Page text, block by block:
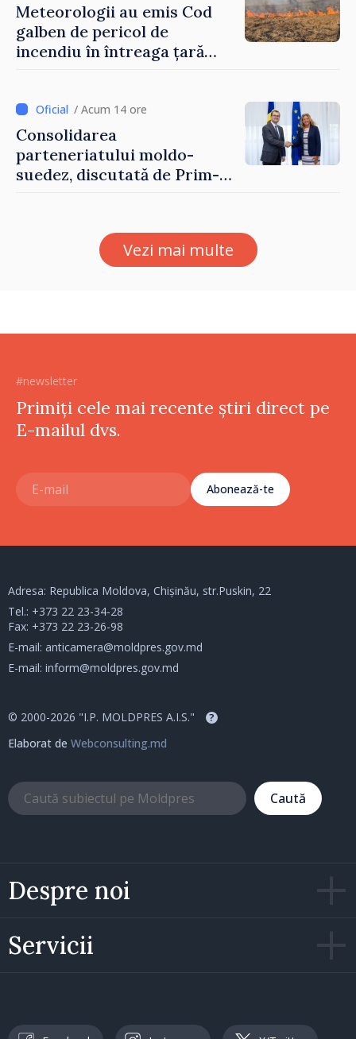
Meteorologii au emis Cod
galben de pericol de
incendiu în întreaga țară
/ Acum 14 ore
Consolidarea
parteneriatului moldo-
suedez, discutată de Prim-
Petra Lärke
Vezi mai multe
#newsletter
Primiți cele mai recente știri direct pe
E-mailul dvs.
Abonează-te
Despre noi
Servicii
Adresa: Republica Moldova, Chișinău, str.Puskin, 22
Tel.: +373 22 23-34-28
Fax: +373 22 23-26-98
E-mail: anticamera@moldpres.gov.md
E-mail: inform@moldpres.gov.md
© 2000-2026 "I.P. MOLDPRES A.I.S." ?
Elaborat de Webconsulting.md
Caută